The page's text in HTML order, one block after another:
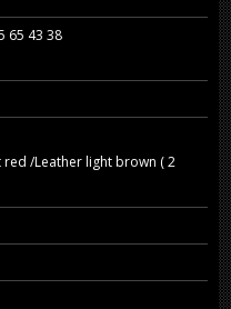
65 43 38
red /Leather light brown ( 2